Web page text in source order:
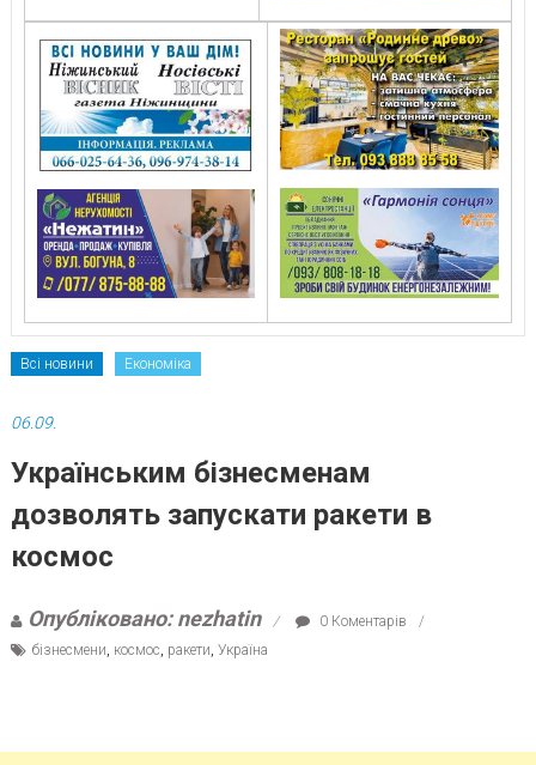
Всі новини Економіка
06.09.
Українським бізнесменам
дозволять запускати ракети в
космос
Опубліковано: nezhatin
0 Коментарів
бізнесмени, космос, ракети, Україна